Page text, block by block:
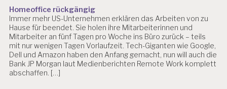
Homeoffice rückgängig
Immer mehr US-Unternehmen erklären das Arbeiten von zu
Hause für beendet. Sie holen ihre Mitarbeiterinnen und
Mitarbeiter an fünf Tagen pro Woche ins Büro zurück – teils
mit nur wenigen Tagen Vorlaufzeit. Tech-Giganten wie Google,
Dell und Amazon haben den Anfang gemacht, nun will auch die
Bank JP Morgan laut Medienberichten Remote Work komplett
abschaffen. […]